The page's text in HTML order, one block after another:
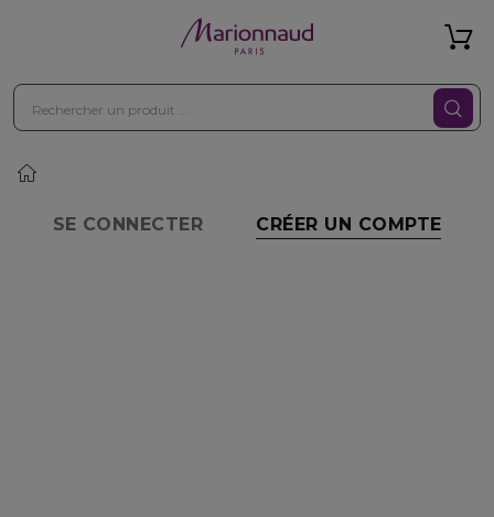
SE CONNECTER CRÉER UN COMPTE